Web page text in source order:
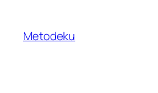
content
Metodeku